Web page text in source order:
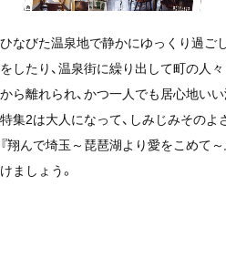
ひなびた温泉地で静かにゆっくり過ご
をしたり、温泉街に繰り出して町の人
から離れられ、かつ一人でも居心地い
特集2は大人になって、しみじみそのよ
『翔んで埼玉～琵琶湖より愛をこめて
けましょう。